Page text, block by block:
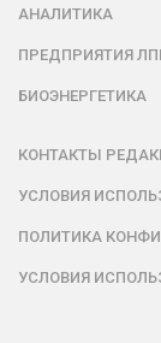
АНАЛИТИКА
ПРЕДПРИЯТИЯ
БИОЭНЕРГЕТИКА
КОНТАКТЫ
УСЛОВИЯ
ПОЛИТИКА
УСЛОВИЯ